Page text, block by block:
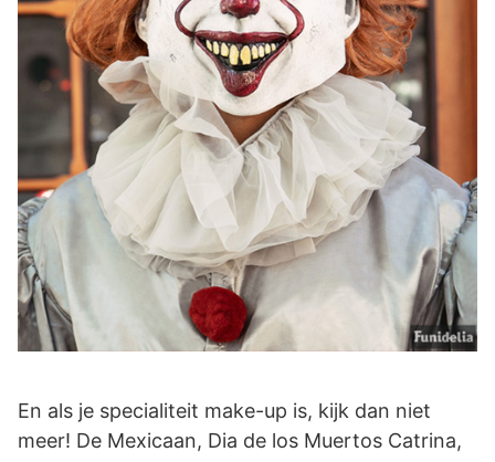
En als je specialiteit make-up is, kijk dan niet
meer! De Mexicaan, Dia de los Muertos Catrina,